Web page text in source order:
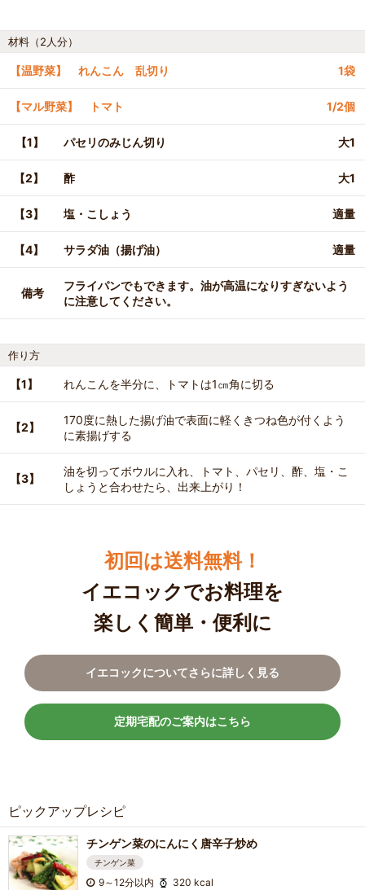
材料（2人分）
【温野菜】 れんこん 乱切り 1袋
【マル野菜】 トマト 1/2個
【1】 パセリのみじん切り 大1
【2】 酢 大1
【3】 塩・こしょう 適量
【4】 サラダ油（揚げ油） 適量
備考
フライパンでもできます。油が高温になりすぎないよう
に注意してください。
作り方
【1】 れんこんを半分に、トマトは1㎝角に切る
【2】
170度に熱した揚げ油で表面に軽くきつね色が付くよう
に素揚げする
【3】
油を切ってボウルに入れ、トマト、パセリ、酢、塩・こ
しょうと合わせたら、出来上がり！
初回は送料無料！
イエコックでお料理を
楽しく簡単・便利に
イエコックについてさらに詳しく見る
定期宅配のご案内はこちら
ピックアップレシピ
チンゲン菜のにんにく唐辛子炒め
チンゲン菜
9～12分以内 320 kcal